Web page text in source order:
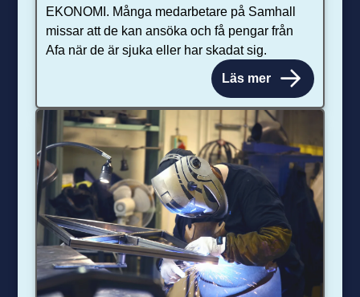
EKONOMI. Många medarbetare på Samhall
missar att de kan ansöka och få pengar från
Afa när de är sjuka eller har skadat sig.
Läs mer